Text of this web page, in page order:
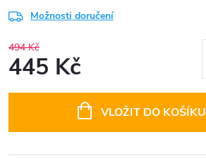
Možnosti doručení
494 Kč
445 Kč
VLOŽIT DO KOŠÍKU